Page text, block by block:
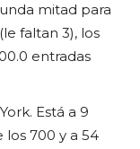
mitad para
faltan 3), los
entradas
Está a 9
los 700 y a 54